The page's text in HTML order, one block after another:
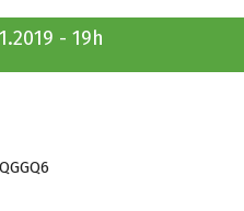
- 19h